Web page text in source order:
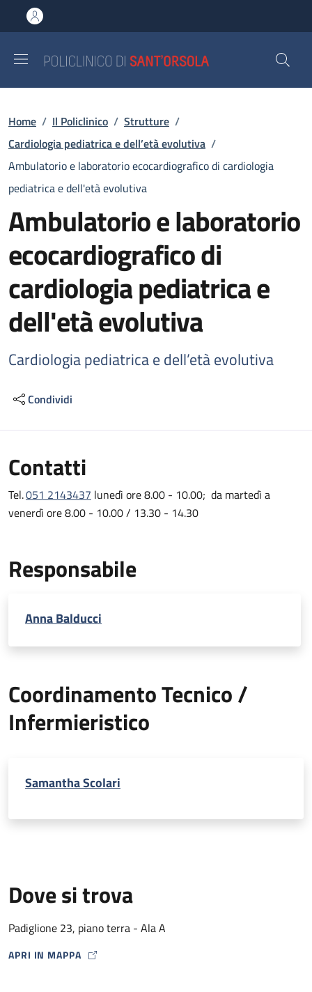
al contenuto principale
to footer content
Briciole di pane
Home / Il Policlinico / Strutture /
Cardiologia pediatrica e dell’età evolutiva /
Ambulatorio e laboratorio ecocardiografico di cardiologia
pediatrica e dell'età evolutiva
Ambulatorio e laboratorio
ecocardiografico di
cardiologia pediatrica e
dell'età evolutiva
Cardiologia pediatrica e dell’età evolutiva
Condividi
Contatti
Tel.051 2143437 lunedì ore 8.00 - 10.00; da martedì a
venerdì ore 8.00 - 10.00 / 13.30 - 14.30
Responsabile
Anna Balducci
Coordinamento Tecnico /
Infermieristico
Samantha Scolari
Dove si trova
Padiglione 23, piano terra - Ala A
APRI IN MAPPA
MAP ICON